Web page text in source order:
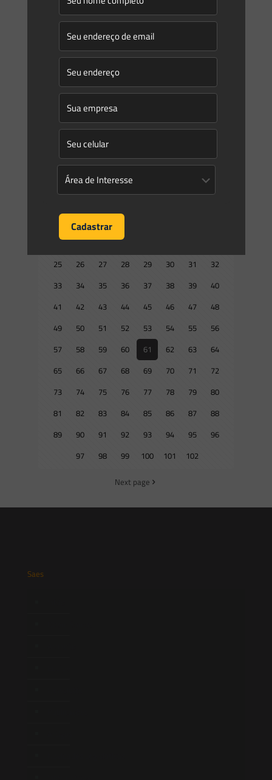
Saes Advogados on
18/01/2019
Novidades | Âmbito Estadual: Distrito Federal
LEI COMPLEMENTAR No 948, DE 16 DE JANEIRO DE 2019 –
Aprova a Lei de Uso e Ocupação do Solo do Distrito Federal –
LUOS nos termos[…]
0 Read more
Prev page
10 11
17
18 19 20
25
26 27 28 29 30 31
32
33
34 35 36 37 38 39
40
41
42 43 44 45 46 47
48
49
50 51 52 53 54 55
56
57
58 59 60 61 62 63
64
65
66 67 68 69 70 71
72
73
74 75 76 77 78 79
80
81
82 83 84 85 86 87
88
89
90 91 92 93 94 95
96
97
98 99 100 101 102
Next page
Saes